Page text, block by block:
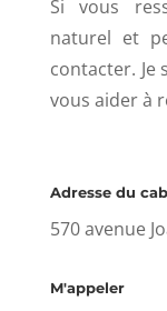
Si vous
naturel et
contacter. Je
vous aider à
Adresse du
570 avenue
M'appeler